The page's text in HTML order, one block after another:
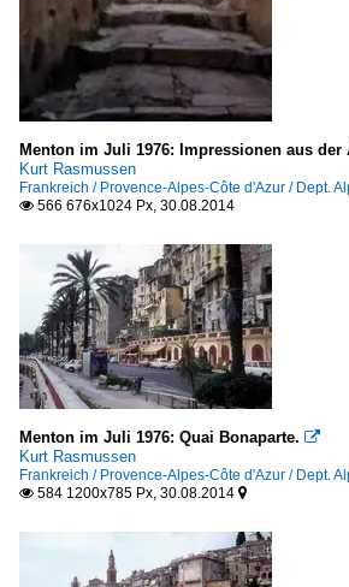
Menton im Juli 1976: Impressionen aus der
Kurt Rasmussen
Frankreich / Provence-Alpes-Côte d'Azur / Dept.
 566 676x1024 Px, 30.08.2014
Menton im Juli 1976: Quai Bonaparte. 
Kurt Rasmussen
Frankreich / Provence-Alpes-Côte d'Azur / Dept.
 584 1200x785 Px, 30.08.2014 